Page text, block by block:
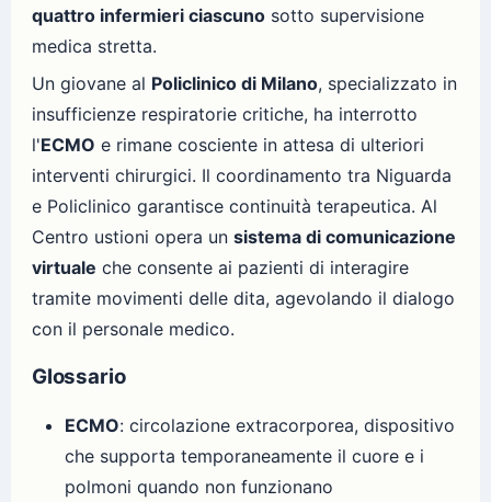
quattro infermieri ciascuno sotto supervisione
medica stretta.
Un giovane al Policlinico di Milano, specializzato in
insufficienze respiratorie critiche, ha interrotto
l'ECMO e rimane cosciente in attesa di ulteriori
interventi chirurgici. Il coordinamento tra Niguarda
e Policlinico garantisce continuità terapeutica. Al
Centro ustioni opera un sistema di comunicazione
virtuale che consente ai pazienti di interagire
tramite movimenti delle dita, agevolando il dialogo
con il personale medico.
Glossario
ECMO: circolazione extracorporea, dispositivo
che supporta temporaneamente il cuore e i
polmoni quando non funzionano